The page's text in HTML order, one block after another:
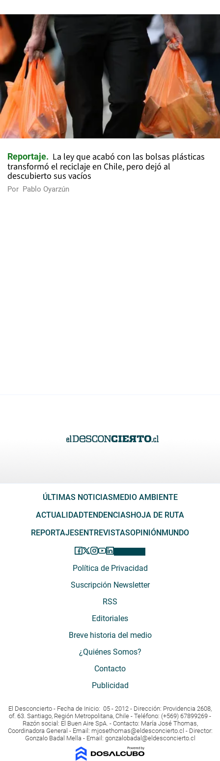
Reportaje
La ley que acabó con las bolsas plásticas
transformó el reciclaje en Chile, pero dejó al
descubierto sus vacíos
Por Pablo Oyarzún
ÚLTIMAS NOTICIASMEDIO AMBIENTE
ACTUALIDADTENDENCIASHOJA DE RUTA
REPORTAJESENTREVISTASOPINIÓNMUNDO
Política de Privacidad
Suscripción Newsletter
RSS
Editoriales
Breve historia del medio
¿Quiénes Somos?
Contacto
Publicidad
El Desconcierto - Fecha de Inicio: 05 - 2012 - Dirección: Providencia 2608,
of. 63. Santiago, Región Metropolitana, Chile - Teléfono: (+569) 67899269 -
Razón social: El Buen Aire SpA. - Contacto: María José Thomas,
Coordinadora General - Email: mjosethomas@eldesconcierto.cl - Director:
Gonzalo Badal Mella - Email: gonzalobadal@eldesconcierto.cl